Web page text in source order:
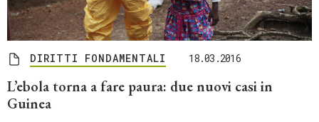
DIRITTI FONDAMENTALI 18.03.2016
L’ebola torna a fare paura: due nuovi casi in
Guinea